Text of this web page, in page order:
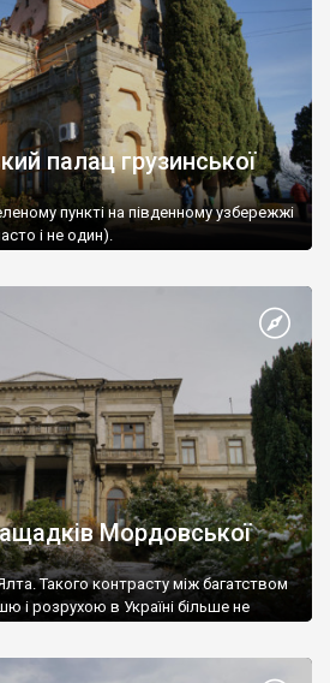
палац грузинської
пункті на південному узбережжі
і не один).
Мордовської
Такого контрасту між багатством
і розрухою в Україні більше не